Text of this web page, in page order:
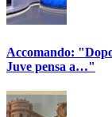
Accomando:
Juve pensa a…"